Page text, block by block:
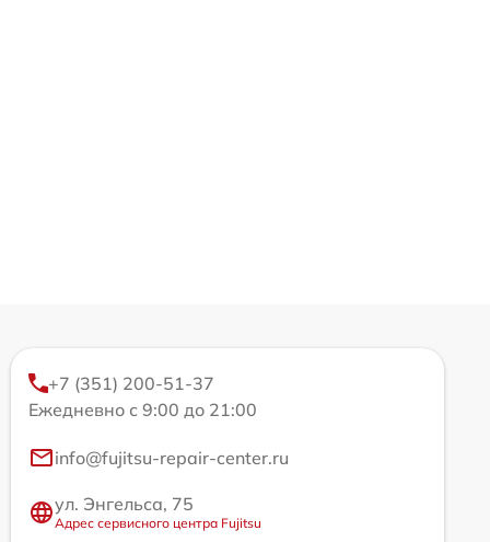
+7 (351) 200-51-37
Ежедневно с 9:00 до 21:00
info@fujitsu-repair-center.ru
ул. Энгельса, 75
Адрес сервисного центра Fujitsu